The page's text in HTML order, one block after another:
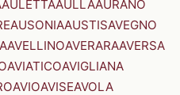
AULETTAAULLAAURANO
AUSONIAAUSTISAVEGNO
AVELLINOAVERARAAVERSA
AVIATICOAVIGLIANA
AVIOAVISEAVOLA